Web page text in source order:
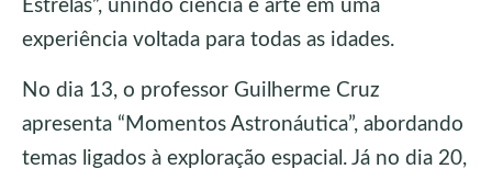
Estrelas”, unindo ciência e arte em uma
experiência voltada para todas as idades.
No dia 13, o professor Guilherme Cruz
apresenta “Momentos Astronáutica”, abordando
temas ligados à exploração espacial. Já no dia 20,